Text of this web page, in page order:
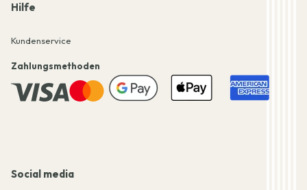
Hilfe
Kundenservice
Zahlungsmethoden
Social media